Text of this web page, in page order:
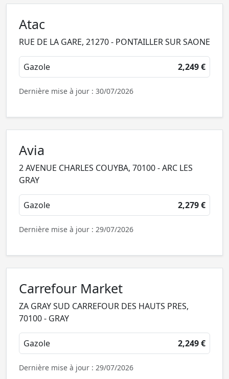
Atac
RUE DE LA GARE, 21270 - PONTAILLER SUR SAONE
Gazole 2,249 €
Dernière mise à jour : 30/07/2026
Avia
2 AVENUE CHARLES COUYBA, 70100 - ARC LES
GRAY
Gazole 2,279 €
Dernière mise à jour : 29/07/2026
Carrefour Market
ZA GRAY SUD CARREFOUR DES HAUTS PRES,
70100 - GRAY
Gazole 2,249 €
Dernière mise à jour : 29/07/2026